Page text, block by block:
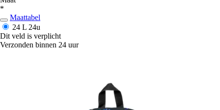
*
Maattabel
24 L 24u
Dit veld is verplicht
Verzonden binnen 24 uur